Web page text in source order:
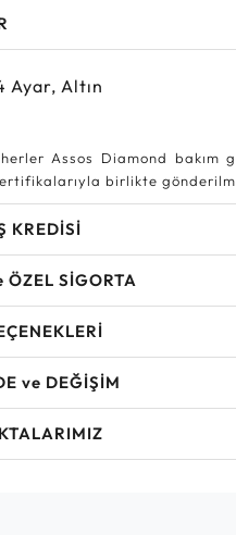
Ayar, Altın
Assos Diamond bakım
birlikte
KREDİSİ
ÖZEL SİGORTA
ve DEĞİŞİM